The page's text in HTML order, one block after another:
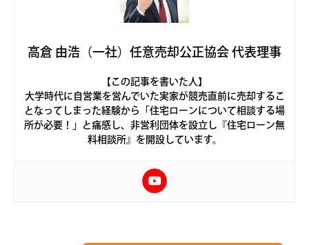
高倉 由浩（一社）任意売却公正協会 代表理事
【この記事を書いた人】
大学時代に自営業を営んでいた実家が競売直前に売却するこ
となってしまった経験から「住宅ローンについて相談する場
所が必要！」と痛感し、非営利団体を設立し『住宅ローン無
料相談所』を開設しています。